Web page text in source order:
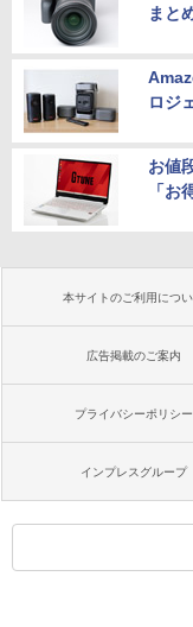
まと
ロジ
お値
「お
本サイトのご利用につ
広告掲載のご案内
プライバシーポリシー
インプレスグループ